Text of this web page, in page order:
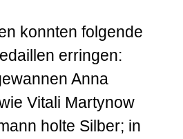
konnten folgende
erringen:
Anna
Vitali Martynow
holte Silber; in